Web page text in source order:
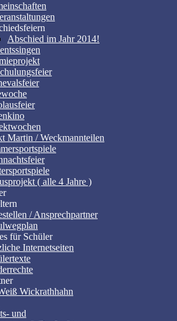
Abschied im Jahr 2014!
Martin / Weckmannteilen
( alle 4 Jahre )
/ Ansprechpartner
für Schüler
Internetseiten
Wickrathhahn
und